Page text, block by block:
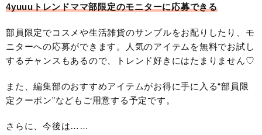
4yuuuトレンドママ部限定のモニターに応募できる
部員限定でコスメや生活雑貨のサンプルをお配りしたり、モ
ニターへの応募ができます。人気のアイテムを無料でお試し
するチャンスもあるので、トレンド好きにはたまりません♡
また、編集部のおすすめアイテムがお得に手に入る“部員限
定クーポン”などもご用意する予定です。
さらに、今後は……